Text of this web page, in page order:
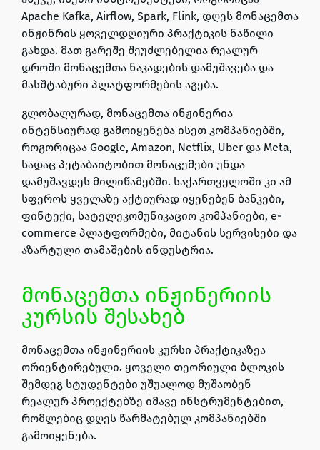
Apache Kafka, Airflow, Spark, Flink, დღეს მონაცემთა
ინჟინრის ყოველდღიური პრაქტიკის ნაწილი
გახდა. მათ გარეშე შეუძლებელია რეალურ
დროში მონაცემთა ნაკადების დამუშავება და
მასშტაბური პლატფორმების აგება.
გლობალურად, მონაცემთა ინჟინერია
ინტენსიურად გამოიყენება ისეთ კომპანიებში,
როგორიცაა Google, Amazon, Netflix, Uber და Meta,
სადაც პეტაბაიტობით მონაცემები უნდა
დამუშავდეს მილიწამებში. საქართველოში კი ამ
სფეროს ყველაზე აქტიურად იყენებენ ბანკები,
ფინტექი, სატელეკომუნიკაციო კომპანიები, e-
commerce პლატფორმები, მიტანის სერვისები და
აზარტული თამაშების ინდუსტრია.
მონაცემთა ინჟინერიის
კურსის შესახებ
მონაცემთა ინჟინერიის კურსი პრაქტიკაზეა
ორიენტირებული. ყოველი თეორიული ბლოკის
შემდეგ სტუდენტები უშუალოდ მუშაობენ
რეალურ პროექტებზე იმავე ინსტრუმენტებით,
რომლებიც დღეს წარმატებულ კომპანიებში
გამოიყენება.